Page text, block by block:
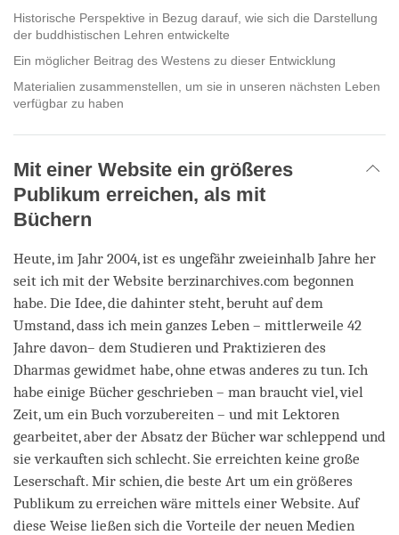
Historische Perspektive in Bezug darauf, wie sich die Darstellung
der buddhistischen Lehren entwickelte
Ein möglicher Beitrag des Westens zu dieser Entwicklung
Materialien zusammenstellen, um sie in unseren nächsten Leben
verfügbar zu haben
Mit einer Website ein größeres
Publikum erreichen, als mit
Büchern
Heute, im Jahr 2004, ist es ungefähr zweieinhalb Jahre her
seit ich mit der Website berzinarchives.com begonnen
habe. Die Idee, die dahinter steht, beruht auf dem
Umstand, dass ich mein ganzes Leben – mittlerweile 42
Jahre davon– dem Studieren und Praktizieren des
Dharmas gewidmet habe, ohne etwas anderes zu tun. Ich
habe einige Bücher geschrieben – man braucht viel, viel
Zeit, um ein Buch vorzubereiten – und mit Lektoren
gearbeitet, aber der Absatz der Bücher war schleppend und
sie verkauften sich schlecht. Sie erreichten keine große
Leserschaft. Mir schien, die beste Art um ein größeres
Publikum zu erreichen wäre mittels einer Website. Auf
diese Weise ließen sich die Vorteile der neuen Medien